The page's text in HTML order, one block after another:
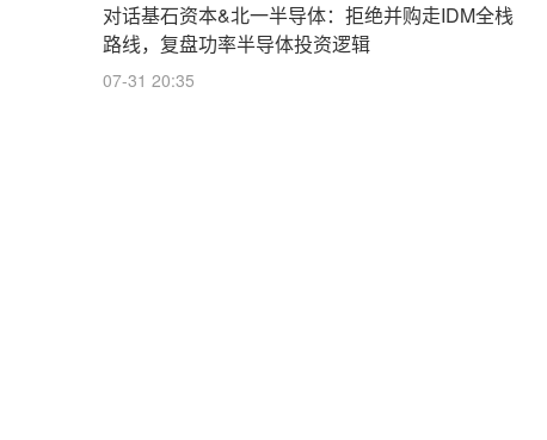
对话基石资本&北一半导体：拒绝并购走IDM全栈
路线，复盘功率半导体投资逻辑
07-31 20:35